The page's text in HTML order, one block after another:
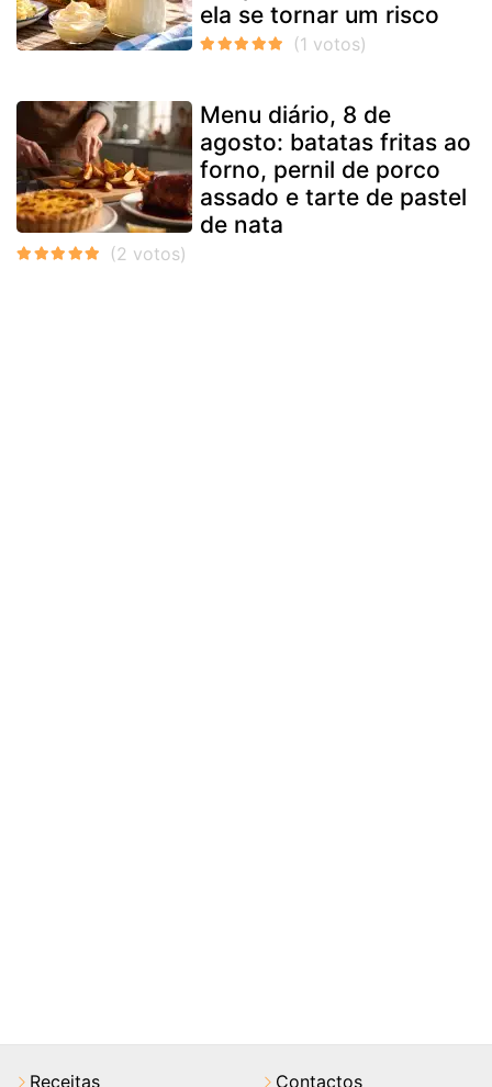
ela se tornar um risco
Menu diário, 8 de
agosto: batatas fritas ao
forno, pernil de porco
assado e tarte de pastel
de nata
Receitas Contactos